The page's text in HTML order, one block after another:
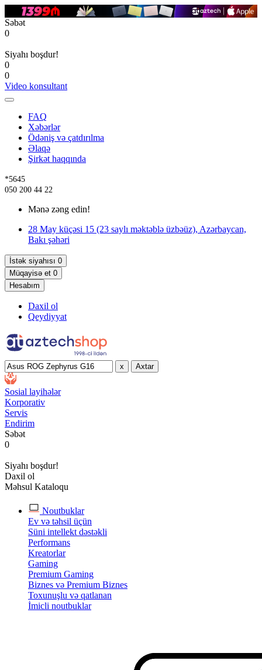
Səbət
0
Siyahı boşdur!
0
0
Video konsultant
FAQ
Xəbərlər
Ödəniş və çatdırılma
Əlaqə
Şirkət haqqında
*5645
050 200 44 22
Mənə zəng edin!
28 May küçəsi 15 (23 saylı məktəblə üzbəüz), Azərbaycan,
Bakı şəhəri
İstək siyahısı 0
Müqayisə et 0
Hesabım
Daxil ol
Qeydiyyat
x Axtar
Sosial layihələr
Korporativ
Servis
Endirim
Səbət
0
Siyahı boşdur!
Daxil ol
Məhsul Kataloqu
Noutbuklar
Ev və təhsil üçün
Süni intellekt dəstəkli
Performans
Kreatorlar
Gaming
Premium Gaming
Biznes və Premium Biznes
Toxunuşlu və qatlanan
İmicli noutbuklar